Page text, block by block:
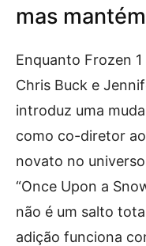
mas
Enquanto Frozen
Chris Buck e
introduz uma
como co-diretor
novato no universo
“Once Upon a
não é um salto
adição funciona